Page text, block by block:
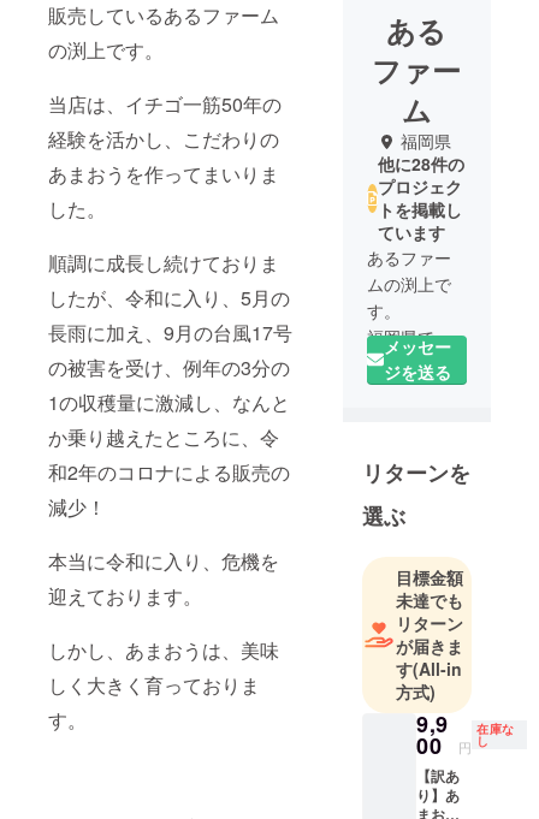
販売しているあるファーム
の渕上です。
当店は、イチゴ一筋50年の
経験を活かし、こだわりの
あまおうを作ってまいりま
した。
順調に成長し続けておりま
したが、令和に入り、5月の
長雨に加え、9月の台風17号
の被害を受け、例年の3分の
1の収穫量に激減し、なんと
か乗り越えたところに、令
和2年のコロナによる販売の
減少！
本当に令和に入り、危機を
迎えております。
しかし、あまおうは、美味
しく大きく育っておりま
す。
ある
ファー
ム
福岡県
他に28件の
プロジェク
トを掲載し
ています
あるファー
ムの渕上で
す。
福岡県であ
まおうの生
産に励んで
栽培方法
業（減農
肥料）を目
指しており
ます。
一生懸命
作った苺を
皆さんに食
べていただ
きたく、ぜ
ひ、ご支援
をよろしく
メッセー
ジを送る
リターンを
選ぶ
目標金額
未達でも
リターン
が届きま
す(All-in
方式)
9,9
00 円
在庫な
し
【訳あ
り】あ
まおう